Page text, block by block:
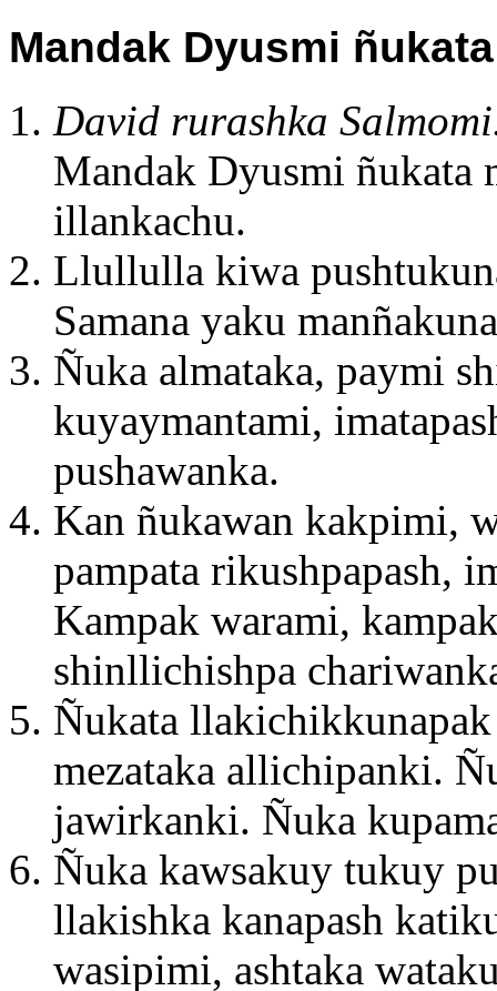
Mandak Dyusmi
David rurashka
Mandak Dyusmi ñukata
illankachu.
Llullulla kiwa
Samana yaku
Ñuka almataka, paymi
kuyaymantami,
pushawanka.
Kan ñukawan kakpimi,
pampata rikushpapash,
Kampak warami,
shinllichishpa
Ñukata
mezataka allichipanki.
jawirkanki. Ñuka
Ñuka kawsakuy tukuy
llakishka kanapash
wasipimi, ashtaka